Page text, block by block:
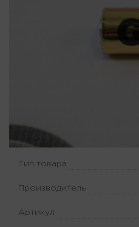
Тип товара
Производитель
Артикул